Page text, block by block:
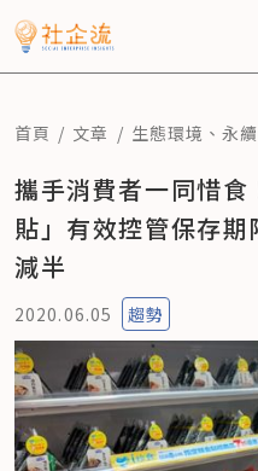
首頁 文章 生態環境 、永
攜手消費者一同惜
貼」有效控管保存
減半
2020.06.05 趨勢